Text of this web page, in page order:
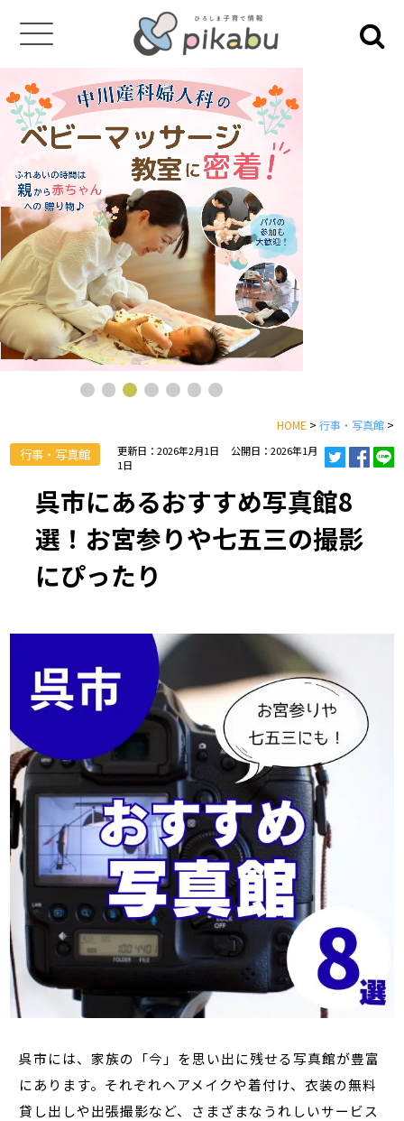
HOME > 行事・写真館>
行事・写真館 更新日：2026年2月1日
公開日：2026年1月
1日
呉市にあるおすすめ写真館8
選！お宮参りや七五三の撮影
にぴったり
呉市には、家族の「今」を思い出に残せる写真館が豊富
にあります。それぞれヘアメイクや着付け、衣装の無料
貸し出しや出張撮影など、さまざまなうれしいサービス